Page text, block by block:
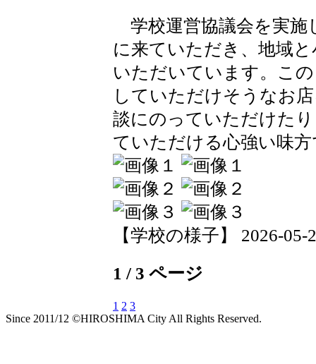
学校運営協議会を実施
に来ていただき、地域
いただいています。こ
していただけそうなお
談にのっていただけた
ていただける心強い味
【学校の様子】 2026-05-
1 / 3 ページ
1 2 3
Since 2011/12 ©HIROSHIMA City All Rights Reserved.